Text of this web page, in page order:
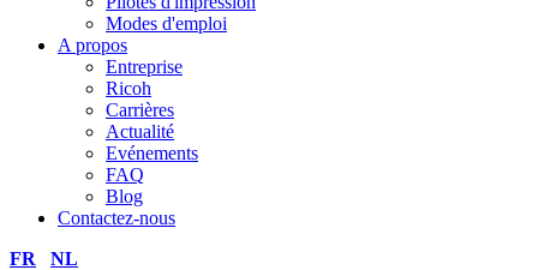
Modes d'emploi
A propos
Entreprise
Ricoh
Carrières
Actualité
Evénements
FAQ
Blog
Contactez-nous
FR
NL